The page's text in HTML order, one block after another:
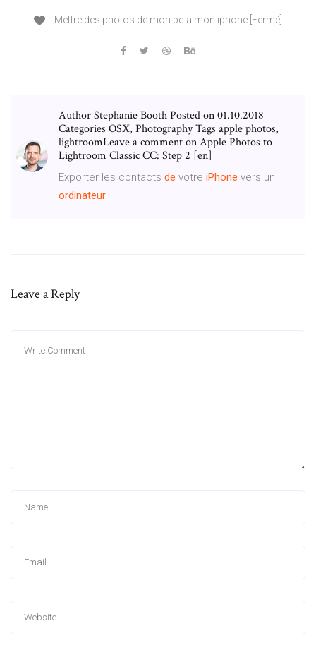
Mettre des photos de mon pc a mon iphone [Fermé]
Author Stephanie Booth Posted on 01.10.2018
Categories OSX, Photography Tags apple photos,
lightroomLeave a comment on Apple Photos to
Lightroom Classic CC: Step 2 [en]
Exporter les contacts de votre iPhone vers un
ordinateur
Leave a Reply